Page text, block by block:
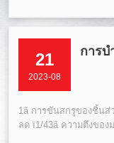
21
2023-08
การ
1ã การขันสกรูของชิ้น
ลด ï1/43ã ความตึงของ